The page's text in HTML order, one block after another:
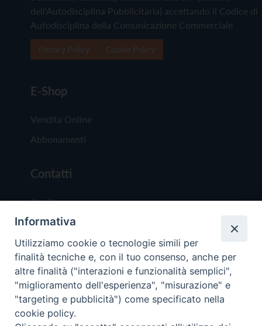
dell'Autodisciplina Pubblicitaria) accettando il Codice di
Autodisciplina della Comunicazione Commerciale
E-Shop
Vendita Online
Abbonamenti
Contatti
Chi Siamo
Redazione
Scrivici
Copyright © 2019 - Tutti i diritti riservati - Vita
Informativa
Utilizziamo cookie o tecnologie simili per
finalità tecniche e, con il tuo consenso, anche per
altre finalità ("interazioni e funzionalità semplici",
"miglioramento dell'esperienza", "misurazione" e
"targeting e pubblicità") come specificato nella
cookie policy.